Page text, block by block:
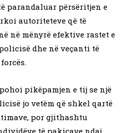
parandaluar përsëritjen e
autoriteteve që të
në mënyrë efektive rastet e
dhe në veçanti të
pikëpamjen e tij se një
jo vetëm që shkel qartë
por gjithashtu